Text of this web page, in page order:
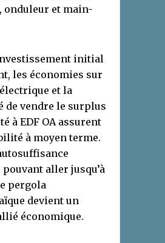
onduleur et main-
initial
les économies sur
et la
de vendre le surplus
à EDF OA assurent
à moyen terme.
aller jusqu’à
pergola
devient un
économique.